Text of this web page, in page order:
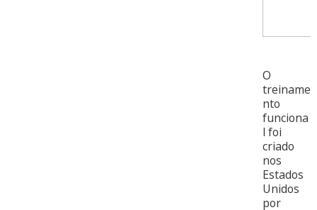
O
treiname
nto
funciona
l foi
criado
nos
Estados
Unidos
por